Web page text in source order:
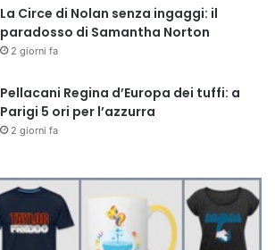
La Circe di Nolan senza ingaggi: il
paradosso di Samantha Norton
2 giorni fa
Pellacani Regina d’Europa dei tuffi: a
Parigi 5 ori per l’azzurra
2 giorni fa